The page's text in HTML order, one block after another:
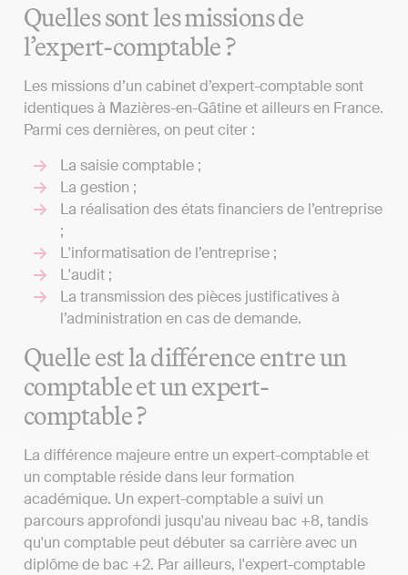
Quelles sont les missions de
l’expert-comptable ?
Les missions d’un cabinet d’expert-comptable sont
identiques à Mazières-en-Gâtine et ailleurs en France.
Parmi ces dernières, on peut citer :
La saisie comptable ;
La gestion ;
La réalisation des états financiers de l’entreprise
;
L'informatisation de l’entreprise ;
L'audit ;
La transmission des pièces justificatives à
l’administration en cas de demande.
Quelle est la différence entre un
comptable et un expert-
comptable ?
La différence majeure entre un expert-comptable et
un comptable réside dans leur formation
académique. Un expert-comptable a suivi un
parcours approfondi jusqu'au niveau bac +8, tandis
qu'un comptable peut débuter sa carrière avec un
diplôme de bac +2. Par ailleurs, l'expert-comptable